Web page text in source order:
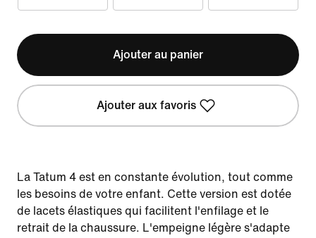
Ajouter au panier
Ajouter aux favoris
La Tatum 4 est en constante évolution, tout comme
les besoins de votre enfant. Cette version est dotée
de lacets élastiques qui facilitent l'enfilage et le
retrait de la chaussure. L'empeigne légère s'adapte